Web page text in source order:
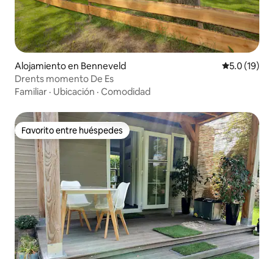
Alojamiento en Benneveld Calificación
5.0 (19)
Drents momento De Es
Familiar · Ubicación · Comodidad
Favorito entre huéspedes
Favorito entre huéspedes